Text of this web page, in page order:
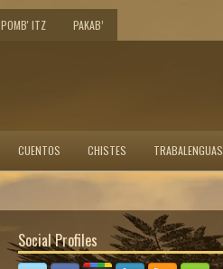
POMB' ITZ PAKAB’
CUENTOS CHISTES TRABALENGUAS
Social Profiles